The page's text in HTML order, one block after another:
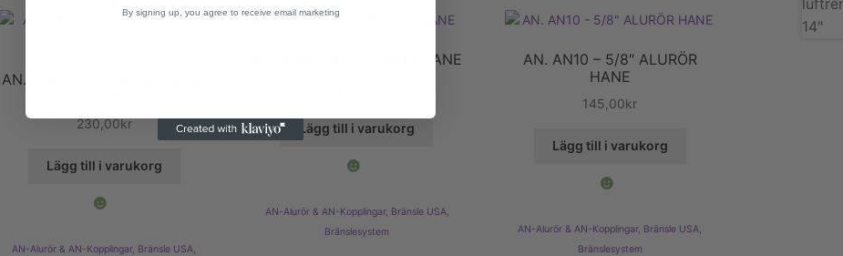
AN. AN6 -120° Slangkoppling
230,00kr
Lägg till i varukorg
AN-Alurör & AN-Kopplingar, Bränsle USA,
AN. AN8 – 1/2″ ALURÖR HANE
Lägg till i varukorg
AN-Alurör & AN-Kopplingar, Bränsle USA,
Bränslesystem
AN. AN10 – 5/8″ ALURÖR
HANE
145,00kr
Lägg till i varukorg
AN-Alurör & AN-Kopplingar, Bränsle USA,
Bränslesystem
By signing up, you agree to receive email marketing